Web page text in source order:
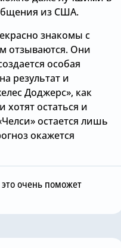
из США.
знакомы с
отзываются. Они
особая
результат и
Доджерс», как
хотят остаться и
остается лишь
окажется
очень поможет
Вчера, 12:00
отреагировал
шокирующую
размере £75